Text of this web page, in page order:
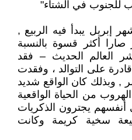
للجنوب في الشتاء"
إبريل يبدأ فيه الربيع ,
أكثر قسوة بالنسبة
العالم الحديث – فقد
على التوالد ، وفقدت
, وبذلك كان الواقع شديد
من الحياة الواقعية
أنفسهم يجترون الذكريات
سخية كريمة وكانت